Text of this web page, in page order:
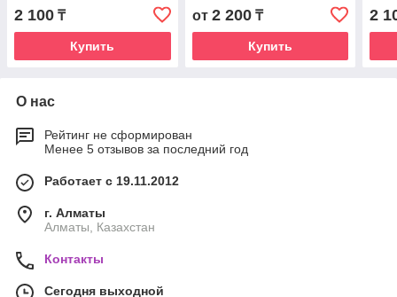
2 100 ₸
Купить
от 2 200₸
Купить
2
О нас
Рейтинг не сформирован
Менее 5 отзывов за последний год
Работает с 19.11.2012
г. Алматы
Алматы, Казахстан
Контакты
Сегодня выходной